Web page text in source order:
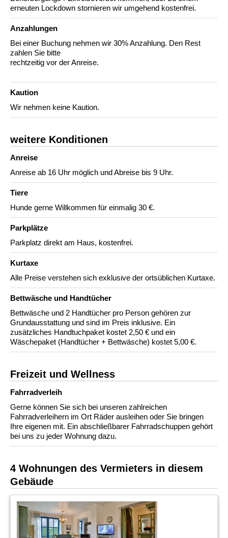
erneuten Lockdown stornieren wir umgehend kostenfrei.
Anzahlungen
Bei einer Buchung nehmen wir 30% Anzahlung. Den Rest
zahlen Sie bitte
rechtzeitig vor der Anreise.
Kaution
Wir nehmen keine Kaution.
weitere Konditionen
Anreise
Anreise ab 16 Uhr möglich und Abreise bis 9 Uhr.
Tiere
Hunde gerne Willkommen für einmalig 30 €.
Parkplätze
Parkplatz direkt am Haus, kostenfrei.
Kurtaxe
Alle Preise verstehen sich exklusive der ortsüblichen Kurtaxe.
Bettwäsche und Handtücher
Bettwäsche und 2 Handtücher pro Person gehören zur
Grundausstattung und sind im Preis inklusive. Ein
zusätzliches Handtuchpaket kostet 2,50 € und ein
Wäschepaket (Handtücher + Bettwäsche) kostet 5,00 €.
Freizeit und Wellness
Fahrradverleih
Gerne können Sie sich bei unseren zahlreichen
Fahrradverleihern im Ort Räder ausleihen oder Sie bringen
Ihre eigenen mit. Ein abschließbarer Fahrradschuppen gehört
bei uns zu jeder Wohnung dazu.
4 Wohnungen des Vermieters in diesem
Gebäude